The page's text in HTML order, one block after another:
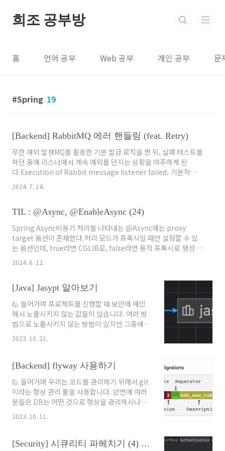
희조 공부방
홈 언어 공부 Web 공부 개인 공부 문
Spring 19
[Backend] RabbitMQ 에러 핸들링 (feat. Retry)
무한 예외 발생MQ를 활용한 기본 발급 로직을 짠 뒤, 실패 테스트를
하던 중에 리스너에서 계속 예외를 던지는 상황을 마주하게 된
다.Execution of Rabbit message listener failed. 기본적으
로 RabbitMQ에서는 다른 조치가 없으면 리스너에서 예외가 발생
하면 다시 큐에 집어넣게 된다.그리곤 무한히 반복하게 되기 때문에
는 가장 쉬운 방법은 다음과 같다.1. Requeue 옵션 설정하기다음
과 같이 yml 설정하면 가장 간단하게 Requeue 옵션을 제어할 수
있다.# application.ymlspring: rabbitmq: listener: simple:
# exchange 옵션에 따라 다르..
2024. 7. 14.
TIL : @Async, @EnableAsync (24)
Spring Async비동기 처리를 나타내는 @Async에는 proxy
target 옵션이 존재한다.처리 모드가 프록시일 때만 설정할 수 있
는 옵션인데, true라면 CGLIB로, false라면 동적 프록시로 생성한
다. 두 방법 모두 프록시를 사용하므로 당연히 상속을 사용하는데,
CGLIB는 subclass 기반이고 동적 프록시는 interface 기반이다.
여기서 CGLIB는 바이트 코드 기반으로 생성하기 때문에 성능적으
로 약간 낫다. @Async가 아닌 커스텀 어노테이션을 등록해서도
사용할 수 있다.@EnableAsync 속성에 annotation 필드가 바
로 이 옵션이다. 비동기를 사용하기 앞서 thread pool의 사이즈,
queue 사이즈를 정해서 하나의 Executor를 빈으로 등록한
다.poo..
2024. 6. 12.
[Java] Jasypt 알아보기
🙋 들어가며 프로젝트를 진행할 때 보안에 예민
해서 노출시키지 않는 값들이 있습니다. 여러 방
법으로 노출시키지 않는 방법이 있지만 그중에
Jasypt라는 라이브러리가 존재합니다. 오늘은
어떻게 사용하는지 가볍게 알아보겠습니다. 😋
Encryption의 약자입니다. 공식 문서에 따르면
which allows the developer to add basic
encryption capabilities to his/her
projects with minimum effort, and
without the need of having deep
2023. 10. 21.
[Backend] flyway 사용하기
🙋 들어가며 우리는 코드를 관리하기 위해서 git
이라는 형상 관리 툴을 사용합니다. 반면에 여러
분들은 DB는 어떤 것으로 형상을 관리하시나요?
바로 Flyway가 DB에 대한 형상 관리를 제공합
니다. 이번 글에서 간단하게 사용법을 알아보겠
같이 소개합니다. 😮 Flyway is an open-
2023. 10. 11.
[Security] 시큐리티 파헤치기 (4) : 인증이란? (feat. Authentication)